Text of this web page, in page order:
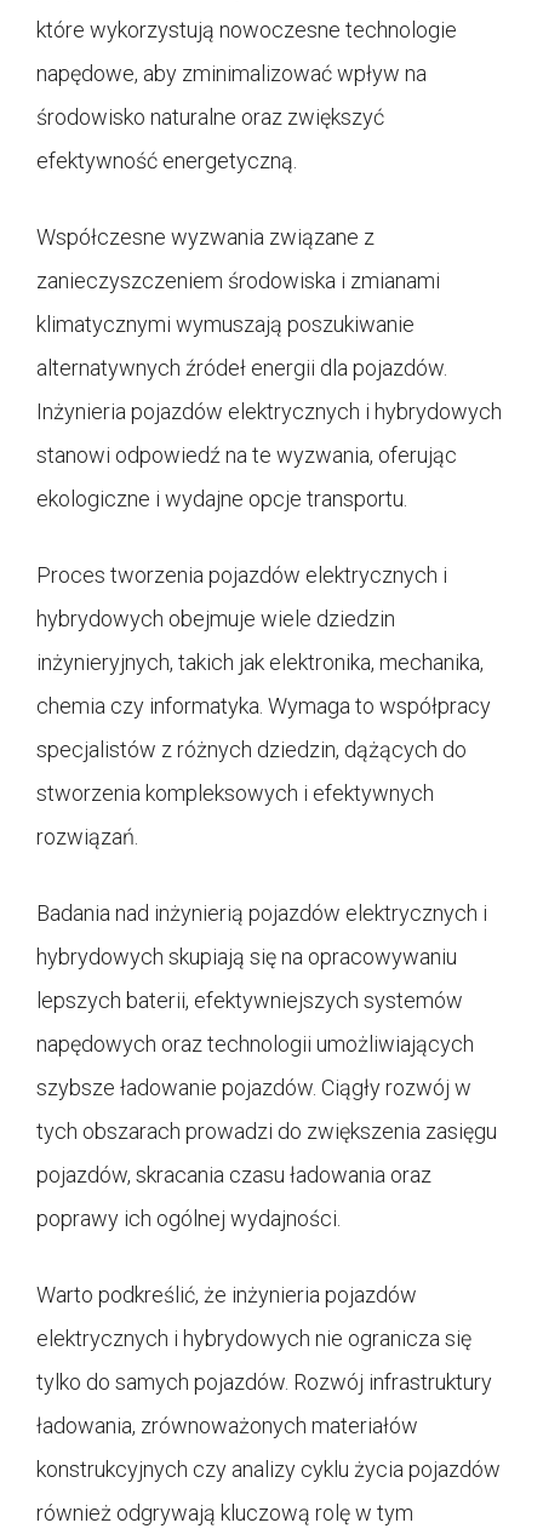
które wykorzystują nowoczesne technologie
napędowe, aby zminimalizować wpływ na
środowisko naturalne oraz zwiększyć
efektywność energetyczną.
Współczesne wyzwania związane z
zanieczyszczeniem środowiska i zmianami
klimatycznymi wymuszają poszukiwanie
alternatywnych źródeł energii dla pojazdów.
Inżynieria pojazdów elektrycznych i hybrydowych
stanowi odpowiedź na te wyzwania, oferując
ekologiczne i wydajne opcje transportu.
Proces tworzenia pojazdów elektrycznych i
hybrydowych obejmuje wiele dziedzin
inżynieryjnych, takich jak elektronika, mechanika,
chemia czy informatyka. Wymaga to współpracy
specjalistów z różnych dziedzin, dążących do
stworzenia kompleksowych i efektywnych
rozwiązań.
Badania nad inżynierią pojazdów elektrycznych i
hybrydowych skupiają się na opracowywaniu
lepszych baterii, efektywniejszych systemów
napędowych oraz technologii umożliwiających
szybsze ładowanie pojazdów. Ciągły rozwój w
tych obszarach prowadzi do zwiększenia zasięgu
pojazdów, skracania czasu ładowania oraz
poprawy ich ogólnej wydajności.
Warto podkreślić, że inżynieria pojazdów
elektrycznych i hybrydowych nie ogranicza się
tylko do samych pojazdów. Rozwój infrastruktury
ładowania, zrównoważonych materiałów
konstrukcyjnych czy analizy cyklu życia pojazdów
również odgrywają kluczową rolę w tym